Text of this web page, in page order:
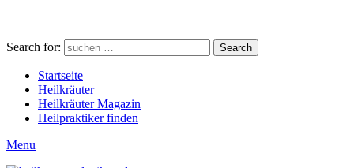
Search for: Search
Startseite
Heilkräuter
Heilkräuter Magazin
Heilpraktiker finden
Menu